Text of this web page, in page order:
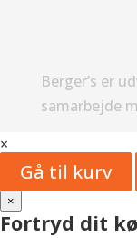
Berger’s er
samarbejde
×
Gå til kurv
×
Fortryd dit